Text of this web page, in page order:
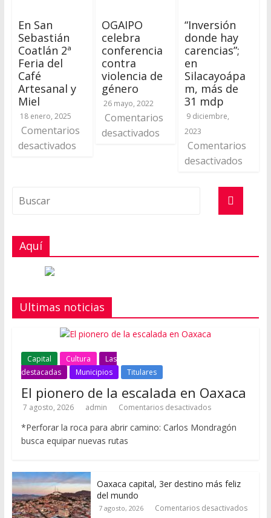
En San
Sebastián
Coatlán 2ª
Feria del
Café
Artesanal y
Miel
18 enero, 2025
Comentarios
desactivados
OGAIPO
celebra
conferencia
contra
violencia de
género
26 mayo, 2022
Comentarios
desactivados
“Inversión
donde hay
carencias”;
en
Silacayoápa
m, más de
31 mdp
9 diciembre,
2023
Comentarios
desactivados
Aquí
Ultimas noticias
Capital Cultura
Las
destacadas
Municipios Titulares
El pionero de la escalada en Oaxaca
7 agosto, 2026 admin Comentarios desactivados
*Perforar la roca para abrir camino: Carlos Mondragón
busca equipar nuevas rutas
Oaxaca capital, 3er destino más feliz
del mundo
7 agosto, 2026 Comentarios desactivados